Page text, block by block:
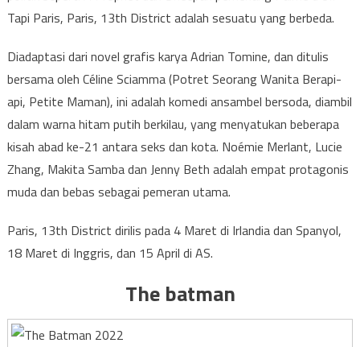
Tapi Paris, Paris, 13th District adalah sesuatu yang berbeda.
Diadaptasi dari novel grafis karya Adrian Tomine, dan ditulis
bersama oleh Céline Sciamma (Potret Seorang Wanita Berapi-
api, Petite Maman), ini adalah komedi ansambel bersoda, diambil
dalam warna hitam putih berkilau, yang menyatukan beberapa
kisah abad ke-21 antara seks dan kota. Noémie Merlant, Lucie
Zhang, Makita Samba dan Jenny Beth adalah empat protagonis
muda dan bebas sebagai pemeran utama.
Paris, 13th District dirilis pada 4 Maret di Irlandia dan Spanyol,
18 Maret di Inggris, dan 15 April di AS.
The batman